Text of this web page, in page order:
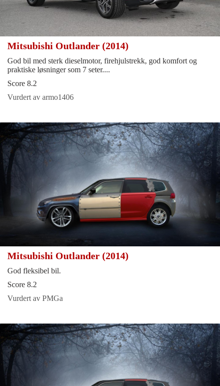
Mitsubishi Outlander (2014)
God bil med sterk dieselmotor, firehjulstrekk, god komfort og
praktiske løsninger som 7 seter....
Score 8.2
Vurdert av armo1406
Mitsubishi Outlander (2014)
God fleksibel bil.
Score 8.2
Vurdert av PMGa